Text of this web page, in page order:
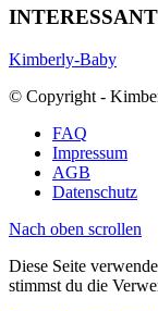
Kimberly-Baby
© Copyright -
FAQ
Impressum
AGB
Datenschutz
Nach oben scrollen
Diese Seite
stimmst du die